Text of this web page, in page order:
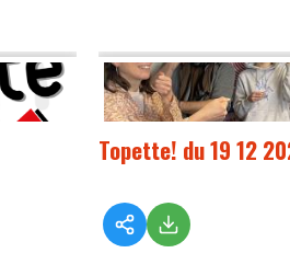
Topette! du 19 12